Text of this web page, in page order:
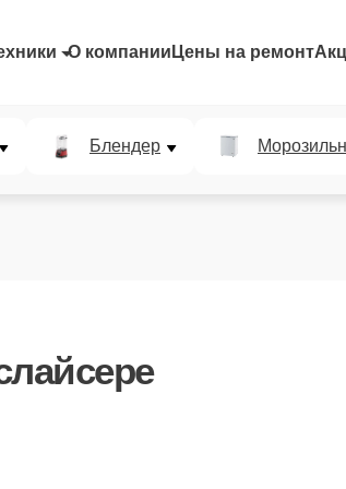
О компании Цены на ремонт
Блендер